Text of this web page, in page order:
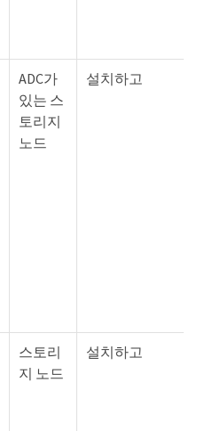
ADC가
있는 스
토리지
노드
설치하고
스토리
지 노드
설치하고